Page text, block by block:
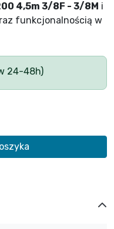
4,5m 3/8F - 3/8M i
funkcjonalnością w
24-48h)